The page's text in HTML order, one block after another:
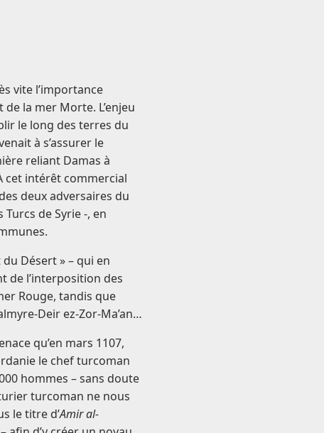
vite l’importance
la mer Morte. L’enjeu
le long des terres du
à s’assurer le
reliant Damas à
cet intérêt commercial
deux adversaires du
Turcs de Syrie -, en
Désert » – qui en
de l’interposition des
Rouge, tandis que
Deir ez-Zor-Ma’an…
qu’en mars 1107,
le chef turcoman
hommes – sans doute
turcoman ne nous
le titre d’Amir al-